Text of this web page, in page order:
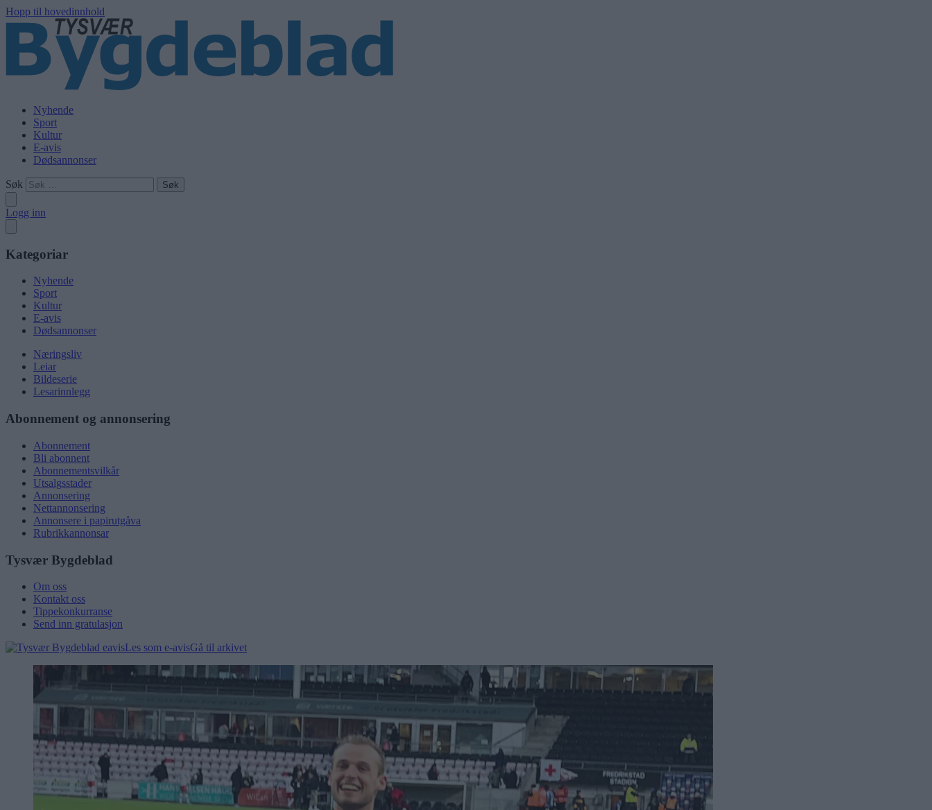
Hopp til hovedinnhold
Nyhende
Sport
Kultur
E-avis
Dødsannonser
Søk
Logg inn
Kategoriar
Nyhende
Sport
Kultur
E-avis
Dødsannonser
Næringsliv
Leiar
Bildeserie
Lesarinnlegg
Abonnement og annonsering
Abonnement
Bli abonnent
Abonnementsvilkår
Utsalgsstader
Annonsering
Nettannonsering
Annonsere i papirutgåva
Rubrikkannonsar
Tysvær Bygdeblad
Om oss
Kontakt oss
Tippekonkurranse
Send inn gratulasjon
Les som e-avisGå til arkivet